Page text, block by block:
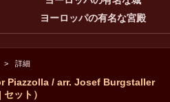
ヨーロッパの有名な宮殿
詳細
Piazzolla / arr. Josef Burgstaller
ット）